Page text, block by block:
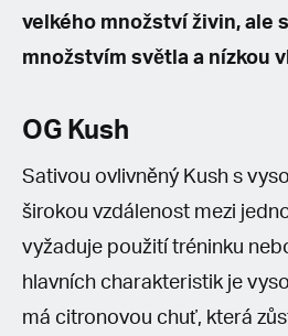
velkého množství živin, ale
množstvím světla a nízkou
OG Kush
Sativou ovlivněný Kush s
širokou vzdálenost mezi
vyžaduje použití tréninku
hlavních charakteristik je
má citronovou chuť, která